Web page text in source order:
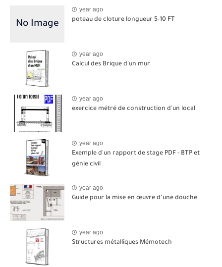
year ago
poteau de cloture longueur 5-10 FT
year ago
Calcul des Brique d'un mur
year ago
exercice métré de construction d'un local
year ago
Exemple d'un rapport de stage PDF - BTP et
génie civil
year ago
Guide pour la mise en œuvre d’une douche
year ago
Structures métalliques Mémotech